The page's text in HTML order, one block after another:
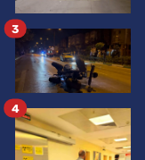
3
4